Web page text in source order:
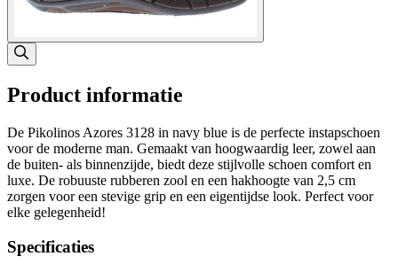
Product informatie
De Pikolinos Azores 3128 in navy blue is de perfecte instapschoen
voor de moderne man. Gemaakt van hoogwaardig leer, zowel aan
de buiten- als binnenzijde, biedt deze stijlvolle schoen comfort en
luxe. De robuuste rubberen zool en een hakhoogte van 2,5 cm
zorgen voor een stevige grip en een eigentijdse look. Perfect voor
elke gelegenheid!
Specificaties